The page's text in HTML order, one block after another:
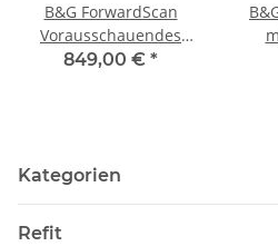
B&G ForwardScan
Vorausschauendes
Echolot 000-11674-001
849,00 € *
Kategorien
Refit